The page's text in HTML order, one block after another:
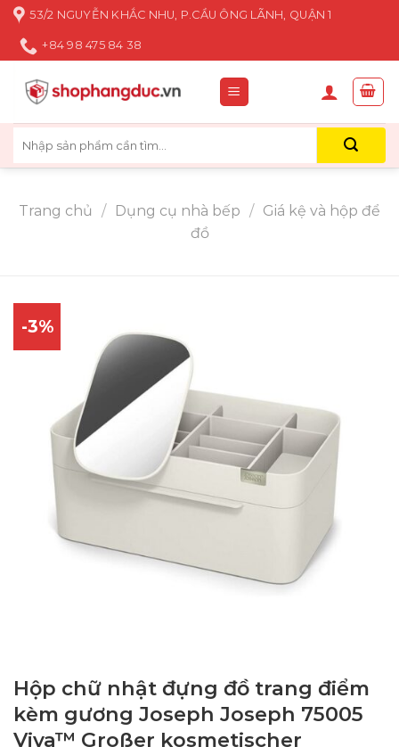
Skip
content
53/2 NGUYỄN KHẮC NHU, P.CẦU ÔNG LÃNH, QUẬN 1
+84 98 475 84 38
kiếm:
Trang chủ / Dụng cụ nhà bếp / Giá kệ và hộp để
đồ
-3%
Hộp chữ nhật đựng đồ trang điểm
kèm gương Joseph Joseph 75005
Viva™ Großer kosmetischer